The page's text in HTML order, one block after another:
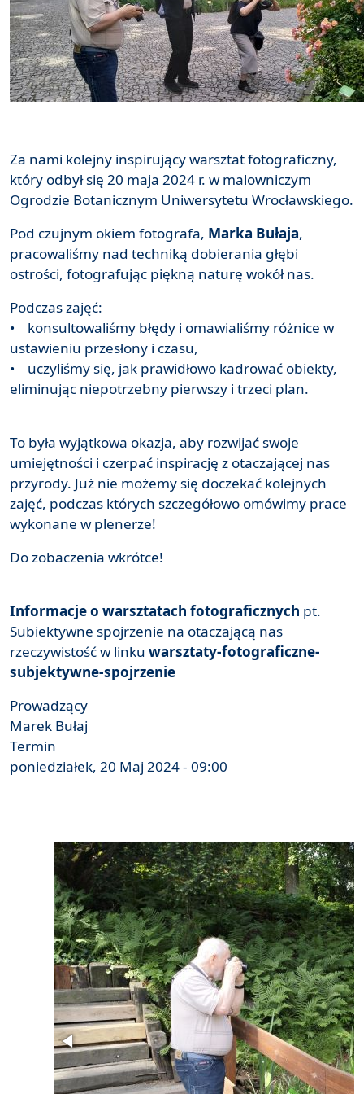
Za nami kolejny inspirujący warsztat fotograficzny,
który odbył się 20 maja 2024 r. w malowniczym
Ogrodzie Botanicznym Uniwersytetu Wrocławskiego.
Pod czujnym okiem fotografa, Marka Bułaja,
pracowaliśmy nad techniką dobierania głębi
ostrości, fotografując piękną naturę wokół nas.
Podczas zajęć:
• konsultowaliśmy błędy i omawialiśmy różnice w
ustawieniu przesłony i czasu,
• uczyliśmy się, jak prawidłowo kadrować obiekty,
eliminując niepotrzebny pierwszy i trzeci plan.
To była wyjątkowa okazja, aby rozwijać swoje
umiejętności i czerpać inspirację z otaczającej nas
przyrody. Już nie możemy się doczekać kolejnych
zajęć, podczas których szczegółowo omówimy prace
wykonane w plenerze!
Do zobaczenia wkrótce!
Informacje o warsztatach fotograficznych pt.
Subiektywne spojrzenie na otaczającą nas
rzeczywistość w linku warsztaty-fotograficzne-
subjektywne-spojrzenie
Prowadzący
Marek Bułaj
Termin
poniedziałek, 20 Maj 2024 - 09:00